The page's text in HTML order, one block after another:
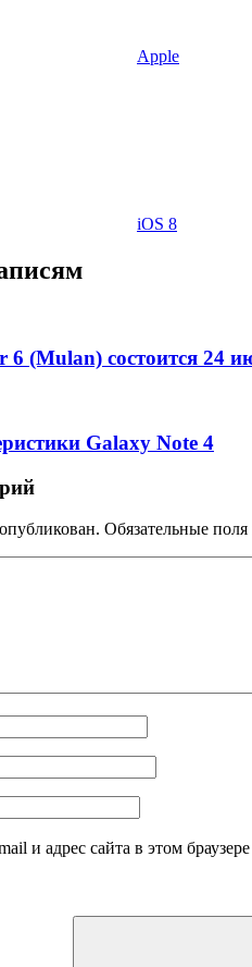
Apple
iOS 8
(Mulan) состоится 24
Galaxy Note 4
Обязательные
и адрес сайта в этом